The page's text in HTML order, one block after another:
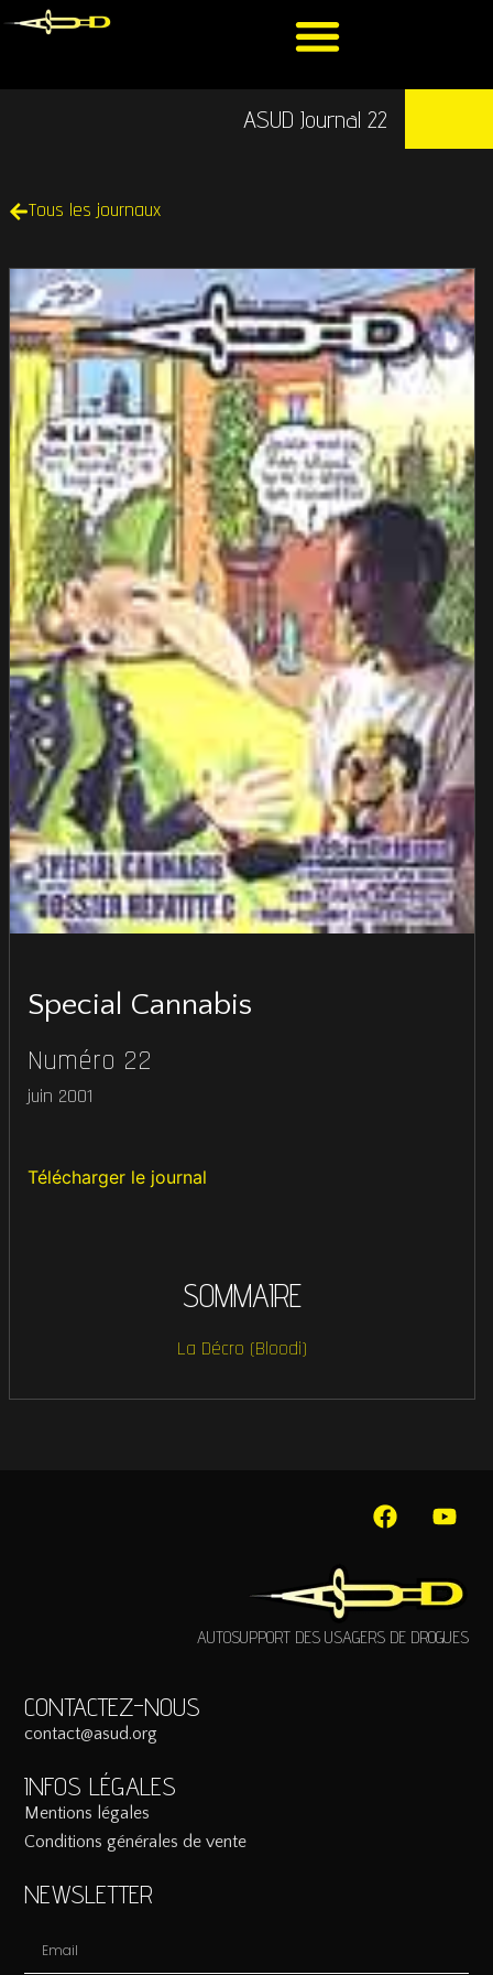
ASUD Journal 22
Tous les journaux
Special Cannabis
Numéro 22
juin 2001
Télécharger le journal
SOMMAIRE
La Décro (Bloodi)
AUTOSUPPORT DES USAGERS DE DROGUES
CONTACTEZ-NOUS
contact@asud.org
INFOS LÉGALES
Mentions légales
Conditions générales de vente
NEWSLETTER